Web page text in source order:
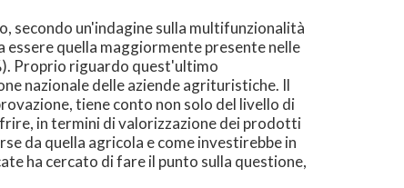
secondo un'indagine sulla multifunzionalità
quella maggiormente presente nelle
Proprio riguardo quest'ultimo
nazionale delle aziende agrituristiche. Il
tiene conto non solo del livello di
in termini di valorizzazione dei prodotti
da quella agricola e come investirebbe in
ha cercato di fare il punto sulla questione,